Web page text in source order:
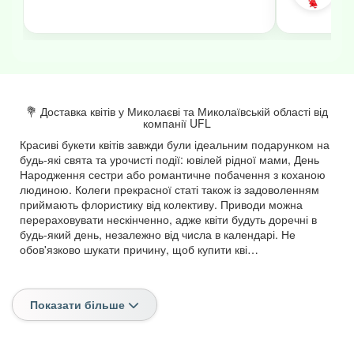
💐 Доставка квітів у Миколаєві та Миколаївській області від
компанії UFL
Красиві букети квітів завжди були ідеальним подарунком на
будь-які свята та урочисті події: ювілей рідної мами, День
Народження сестри або романтичне побачення з коханою
людиною. Колеги прекрасної статі також із задоволенням
приймають флористику від колективу. Приводи можна
перераховувати нескінченно, адже квіти будуть доречні в
будь-який день, незалежно від числа в календарі. Не
обов'язково шукати причину, щоб купити кві…
Показати більше